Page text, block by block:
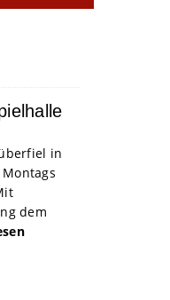
in
dem